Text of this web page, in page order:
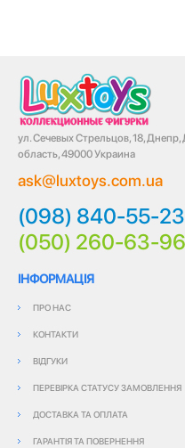
ул. Сечевых Стрельцов, 18,
область, 49000 Украина
ask@luxtoys.com.ua
(098) 840-55-23
(050) 260-63-96
ІНФОРМАЦІЯ
ПРО НАС
КОНТАКТИ
ВІДГУКИ
ПЕРЕВІРКА СТАТУСУ ЗАМОВЛЕННЯ
ДОСТАВКА ТА ОПЛАТА
ГАРАНТІЯ ТА ПОВЕРНЕННЯ